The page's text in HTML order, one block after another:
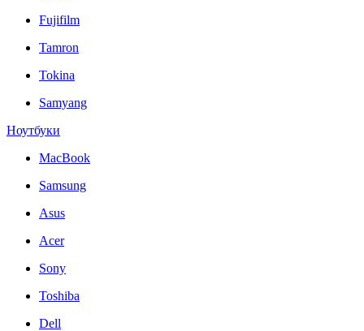
Fujifilm
Tamron
Tokina
Samyang
Ноутбуки
MacBook
Samsung
Asus
Acer
Sony
Toshiba
Dell